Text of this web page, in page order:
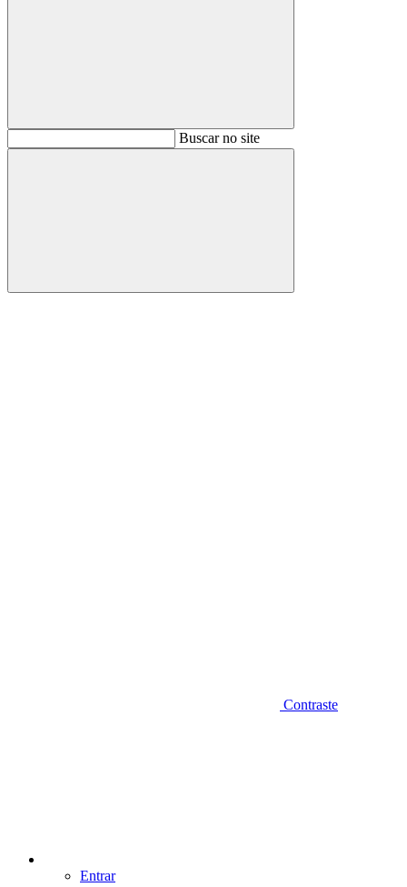
BuscarBuscar no site
Buscar
Contraste
Entrar